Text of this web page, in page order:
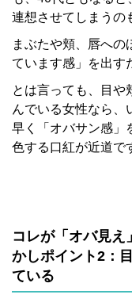
連想させてしまうの
まぶたや頬、唇への
ています感」を出す
とは言っても、目や
んでいる女性なら、
早く「オバサン感」
色する口紅が近道で
コレが「オバ見え
かしポイント2：
ている